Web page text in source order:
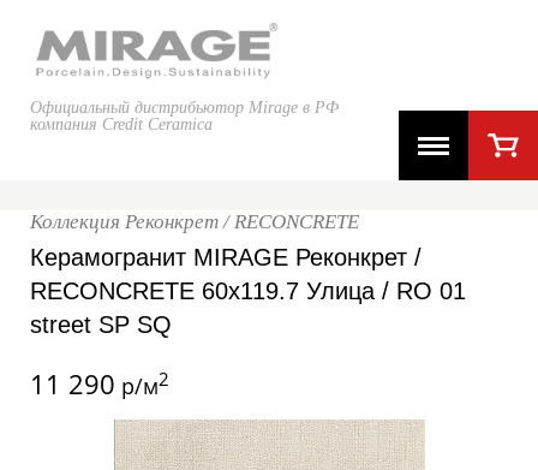
Официальный дистрибьютор Mirage в РФ
компания Credit Ceramica
Коллекция Реконкрет / RECONCRETE
Керамогранит MIRAGE Реконкрет /
RECONCRETE 60x119.7 Улица / RO 01
street SP SQ
11 290 р/м2